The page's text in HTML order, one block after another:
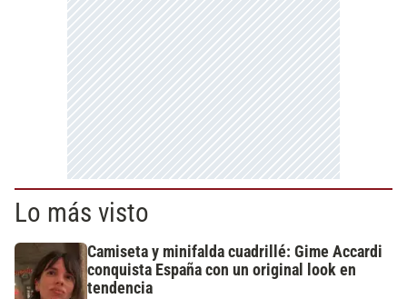
Lo más visto
Camiseta y minifalda cuadrillé: Gime Accardi
conquista España con un original look en
tendencia